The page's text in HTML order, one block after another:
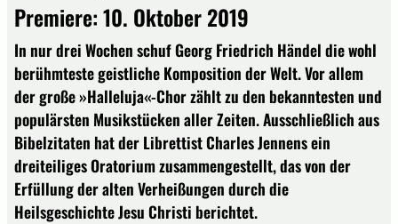
Premiere: 10. Oktober 2019
In nur drei Wochen schuf Georg Friedrich Händel die wohl
berühmteste geistliche Komposition der Welt. Vor allem
der große »Halleluja«-Chor zählt zu den bekanntesten und
populärsten Musikstücken aller Zeiten. Ausschließlich aus
Bibelzitaten hat der Librettist Charles Jennens ein
dreiteiliges Oratorium zusammengestellt, das von der
Erfüllung der alten Verheißungen durch die
Heilsgeschichte Jesu Christi berichtet.